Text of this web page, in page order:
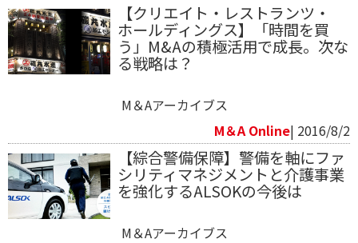
【クリエイト・レストランツ・
ホールディングス】「時間を買
う」M&Aの積極活用で成長。次な
る戦略は？
M＆Aアーカイブス
M＆A Online| 2016/8/2
【綜合警備保障】警備を軸にファ
シリティマネジメントと介護事業
を強化するALSOKの今後は
M＆Aアーカイブス